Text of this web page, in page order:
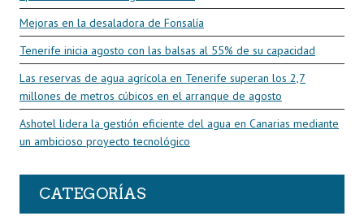
Mejoras en la desaladora de Fonsalía
Tenerife inicia agosto con las balsas al 55% de su capacidad
Las reservas de agua agrícola en Tenerife superan los 2,7
millones de metros cúbicos en el arranque de agosto
Ashotel lidera la gestión eficiente del agua en Canarias mediante
un ambicioso proyecto tecnológico
CATEGORÍAS